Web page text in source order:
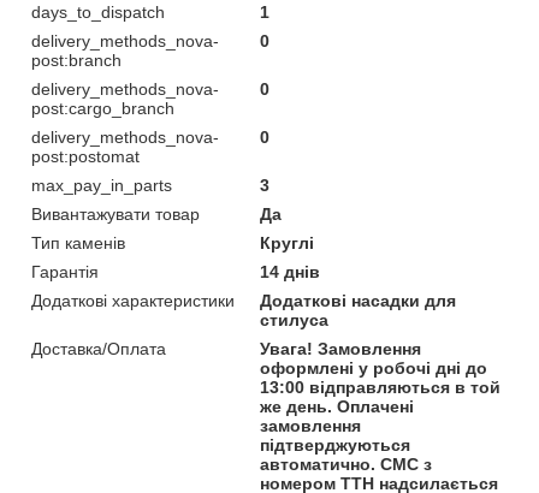
days_to_dispatch
1
delivery_methods_nova-
post:branch
0
delivery_methods_nova-
post:cargo_branch
0
delivery_methods_nova-
post:postomat
0
max_pay_in_parts
3
Вивантажувати товар
Да
Тип каменів
Круглі
Гарантія
14 днів
Додаткові характеристики
Додаткові насадки для
стилуса
Доставка/Оплата
Увага! Замовлення
оформлені у робочі дні до
13:00 відправляються в той
же день. Оплачені
замовлення
підтверджуються
автоматично. СМС з
номером ТТН надсилається